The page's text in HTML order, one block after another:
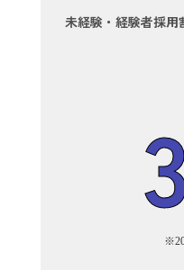
未経験・経験者採用